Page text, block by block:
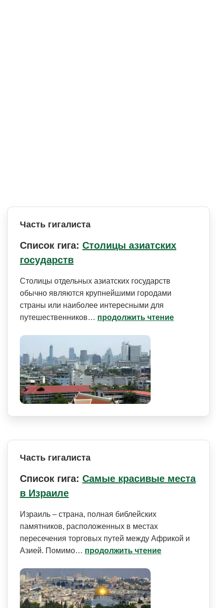
Часть гигалиста
Список гига: Столицы азиатских
государств
Столицы отдельных азиатских государств
обычно являются крупнейшими городами
страны или наиболее интересными для
путешественников… продолжить чтение
Часть гигалиста
Список гига: Самые красивые места
в Израиле
Израиль – страна, полная библейских
памятников, расположенных в местах
пересечения торговых путей между Африкой и
Азией. Помимо… продолжить чтение